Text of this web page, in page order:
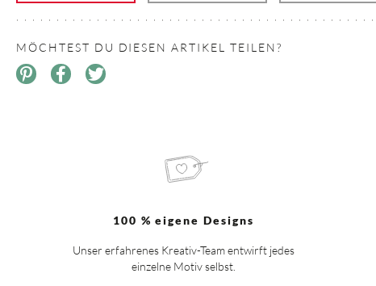
MÖCHTEST DU DIESEN ARTIKEL TEILEN?
100 % eigene Designs
Unser erfahrenes Kreativ-Team entwirft jedes
einzelne Motiv selbst.